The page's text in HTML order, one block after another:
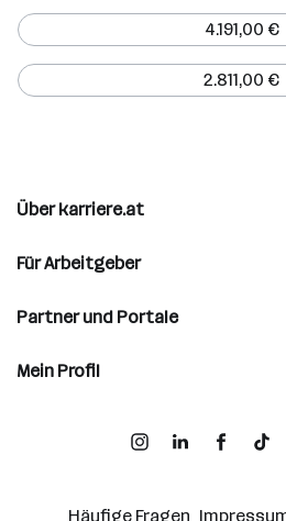
4.191,00 €
2.811,00 €
Über karriere.at
Für Arbeitgeber
Partner und Portale
Mein Profil
Häufige Fragen